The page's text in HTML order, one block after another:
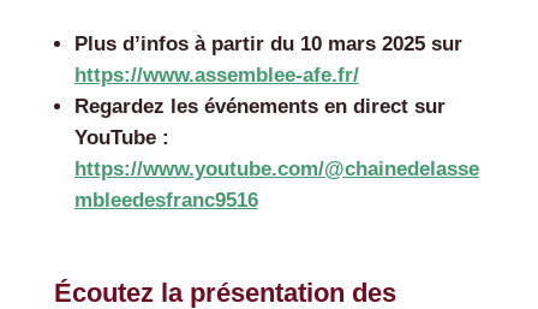
Plus d’infos à partir du 10 mars 2025 sur
https://www.assemblee-afe.fr/
Regardez les événements en direct sur
YouTube :
https://www.youtube.com/@chainedelasse
mbleedesfranc9516
Écoutez la présentation des